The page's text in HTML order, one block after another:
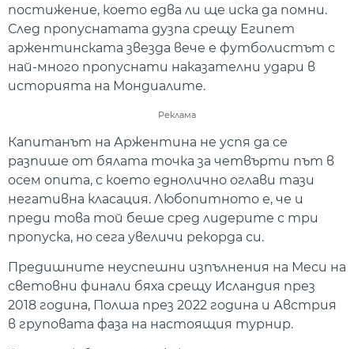
постижение, което едва ли ще иска да помни.
След пропуснатата дузпа срещу Египет
аржентинската звезда вече е футболистът с
най-много пропуснати наказателни удари в
историята на Мондиалите.
Реклама
Капитанът на Аржентина не успя да се
разпише от бялата точка за четвърти път в
осем опита, с което еднолично оглави тази
негативна класация. Любопитното е, че и
преди това той беше сред лидерите с три
пропуска, но сега увеличи рекорда си.
Предишните неуспешни изпълнения на Меси на
световни финали бяха срещу Исландия през
2018 година, Полша през 2022 година и Австрия
в груповата фаза на настоящия турнир.